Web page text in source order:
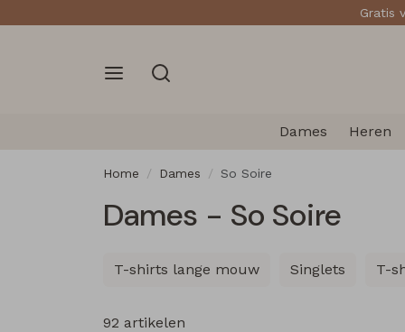
Gratis
Dames Heren
Home Dames So Soire
Dames - So Soire
Singlets T-
T-shirts lange mouw
92 artikelen